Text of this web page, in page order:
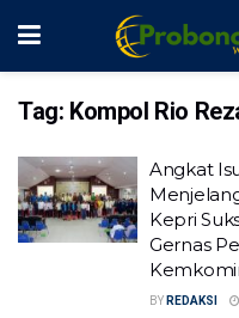
Tag: Kompol Rio
Angkat
Kepri
Gernas
BY REDAKSI